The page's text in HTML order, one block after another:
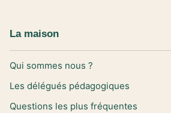
La maison
Qui sommes nous ?
Les délégués pédagogiques
Questions les plus fréquentes